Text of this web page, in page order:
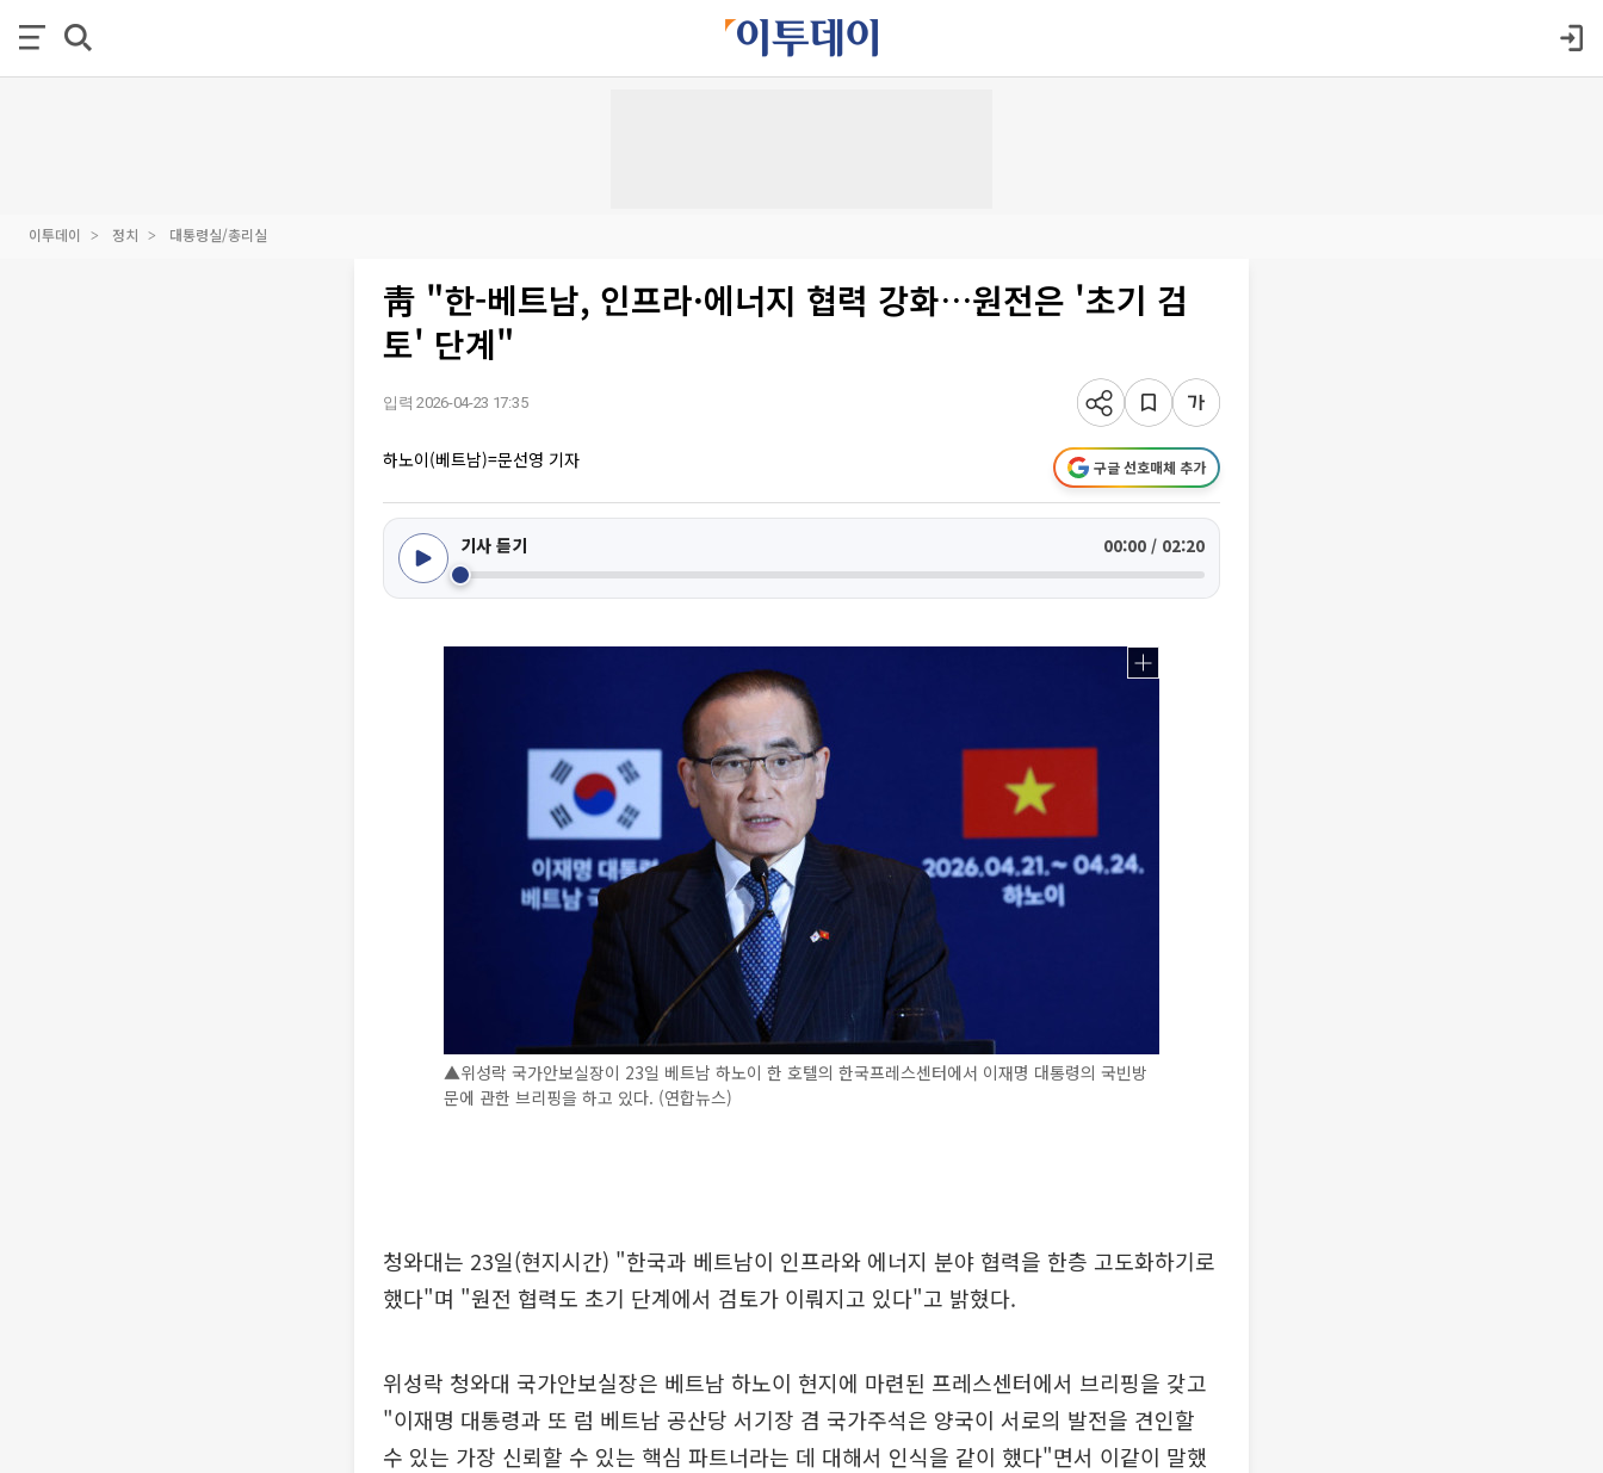
이투데이 정치 대통령실/총리실
靑 "한-베트남, 인프라·에너지 협력 강화…원전은 '초기 검
토' 단계"
입력 2026-04-23 17:35
하노이(베트남)=문선영 기자 구글 선호매체 추가
기사 듣기 00:00 / 02:20
▲위성락 국가안보실장이 23일 베트남 하노이 한 호텔의 한국프레스센터에서 이재명 대통령의 국빈방
문에 관한 브리핑을 하고 있다. (연합뉴스)
청와대는 23일(현지시간) "한국과 베트남이 인프라와 에너지 분야 협력을 한층 고도화하기로
했다"며 "원전 협력도 초기 단계에서 검토가 이뤄지고 있다"고 밝혔다.
위성락 청와대 국가안보실장은 베트남 하노이 현지에 마련된 프레스센터에서 브리핑을 갖고
"이재명 대통령과 또 럼 베트남 공산당 서기장 겸 국가주석은 양국이 서로의 발전을 견인할
수 있는 가장 신뢰할 수 있는 핵심 파트너라는 데 대해서 인식을 같이 했다"면서 이같이 말했